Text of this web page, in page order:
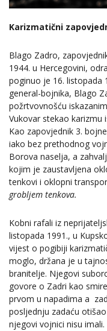
Karizmatični
Blago Zadro,
1944. u Hercegovini,
poginuo je 16. listopada
general-bojnika, Blago
požrtvovnošću
Vukovar stekao
Kao zapovjednik 3.
iako bez prethodnog
Borova naselja, a
kojim je zaustavljena
tenkovi i oklopni
grobljem tenkova.
Kobni rafali iz
listopada 1991., u
vijest o pogibiji
moglo, držana je u
branitelje. Njegovi
govore o Zadri kao
prvom u napadima a
posljednju zadaću
njegovi vojnici nisu imali.